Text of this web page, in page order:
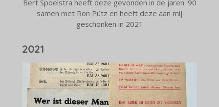
Bert Spoelstra heeft deze gevonden in de jaren '90
samen met Ron Pütz en heeft deze aan mij
geschonken in 2021
2021